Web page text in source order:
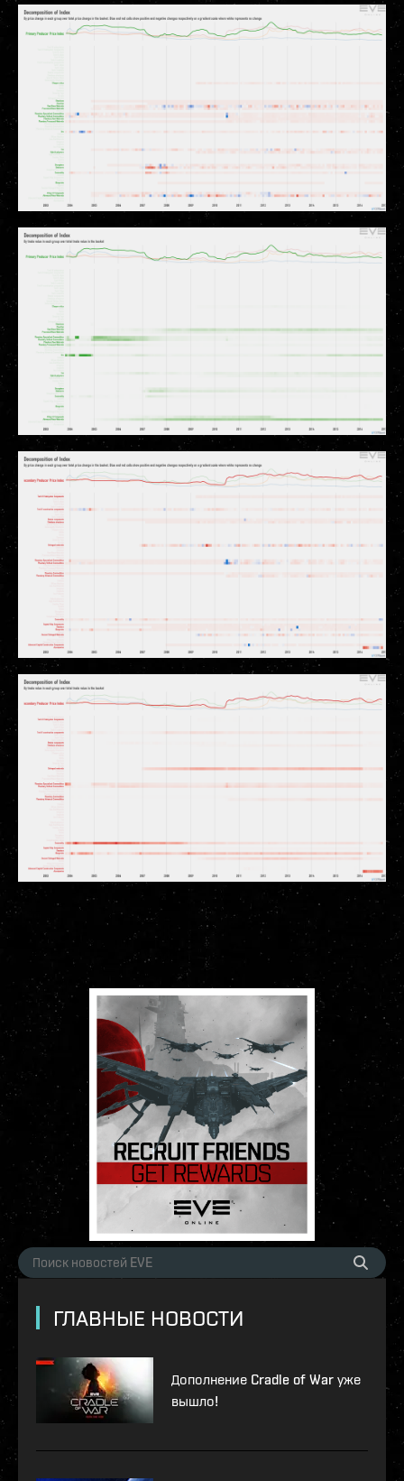
ГЛАВНЫЕ НОВОСТИ
Дополнение Cradle of War уже
вышло!